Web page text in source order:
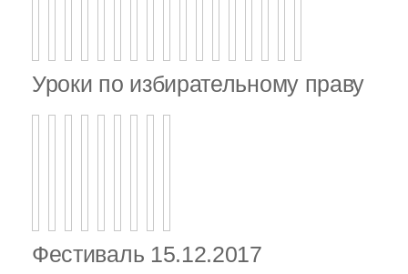
Уроки по избирательному праву
Фестиваль 15.12.2017